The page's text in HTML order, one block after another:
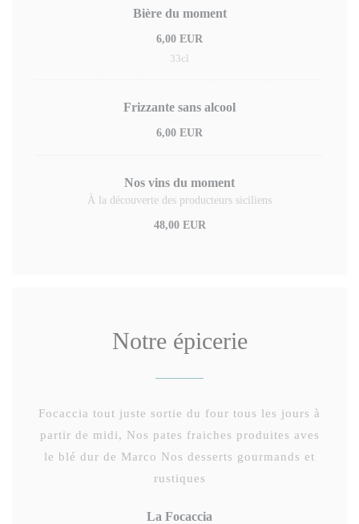
Bière du moment
6,00 EUR
33cl
Frizzante sans alcool
6,00 EUR
Nos vins du moment
À la découverte des producteurs siciliens
48,00 EUR
Notre épicerie
Focaccia tout juste sortie du four tous les jours à
partir de midi, Nos pates fraiches produites aves
le blé dur de Marco Nos desserts gourmands et
rustiques
La Focaccia